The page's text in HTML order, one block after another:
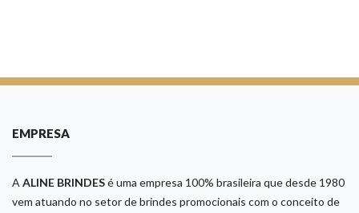
EMPRESA
A ALINE BRINDESé uma empresa 100% brasileira que desde 1980
vem atuando no setor de brindes promocionais com o conceito de